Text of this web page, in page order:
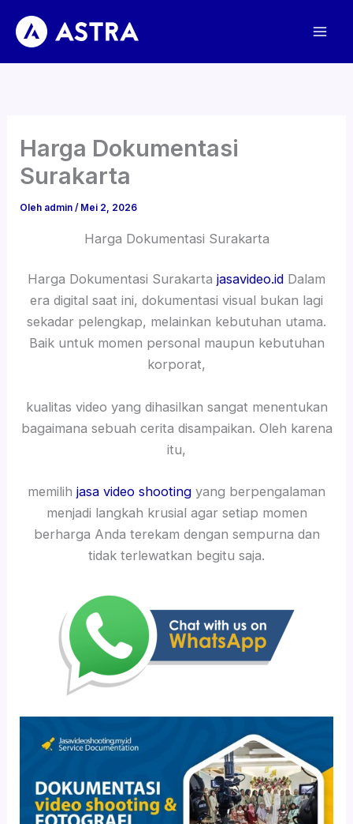
konten
Harga Dokumentasi
Surakarta
Oleh admin/ Mei 2, 2026
Harga Dokumentasi Surakarta
Harga Dokumentasi Surakarta jasavideo.id Dalam
era digital saat ini, dokumentasi visual bukan lagi
sekadar pelengkap, melainkan kebutuhan utama.
Baik untuk momen personal maupun kebutuhan
korporat,
kualitas video yang dihasilkan sangat menentukan
bagaimana sebuah cerita disampaikan. Oleh karena
itu,
memilih jasa video shooting yang berpengalaman
menjadi langkah krusial agar setiap momen
berharga Anda terekam dengan sempurna dan
tidak terlewatkan begitu saja.